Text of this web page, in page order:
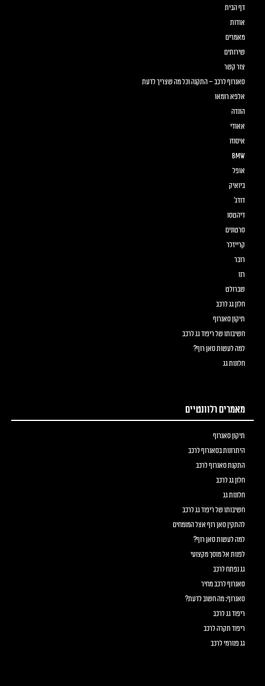
דף הבית
אודות
מאמרים
שירותים
צור קשר
סאנרוף לרכב – התקנה וכל מה שצריך לדעת
אלפא רומאו
הונדה
אאודי
איסוזו
BMW
אופל
ביואיק
דודג'
דיהטסו
סרטונים
קרייזלר
רובר
רנו
שברולט
חלון גג לרכב
תיקון סאנרוף
חשיבותו של ריפוד גג לרכב
למה לעשות סאן רוף?
חלונות גג
מאמרים רלוונטיים
תיקון סאנרוף
היתרונות בסאנרוף לרכב
התקנת סאנרוף לרכב
חלון גג לרכב
חלונות גג
חשיבותו של ריפוד גג לרכב
להתקין סאן רוף אצל המומחים
למה לעשות סאן רוף?
לפנות אל מוסך מקצועי
גג נפתח לרכב
סאנרוף לרכב מחיר
סאנרוף: מה חשוב לדעת?
ריפוד גג לרכב
ריפוד תקרה לרכב
גג פנורמי לרכב